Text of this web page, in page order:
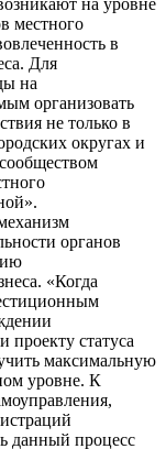
местного
в
Для
на
организовать
не только в
округах и
органов
«Когда
проекту статуса
максимальную
уровне. К
данный процесс